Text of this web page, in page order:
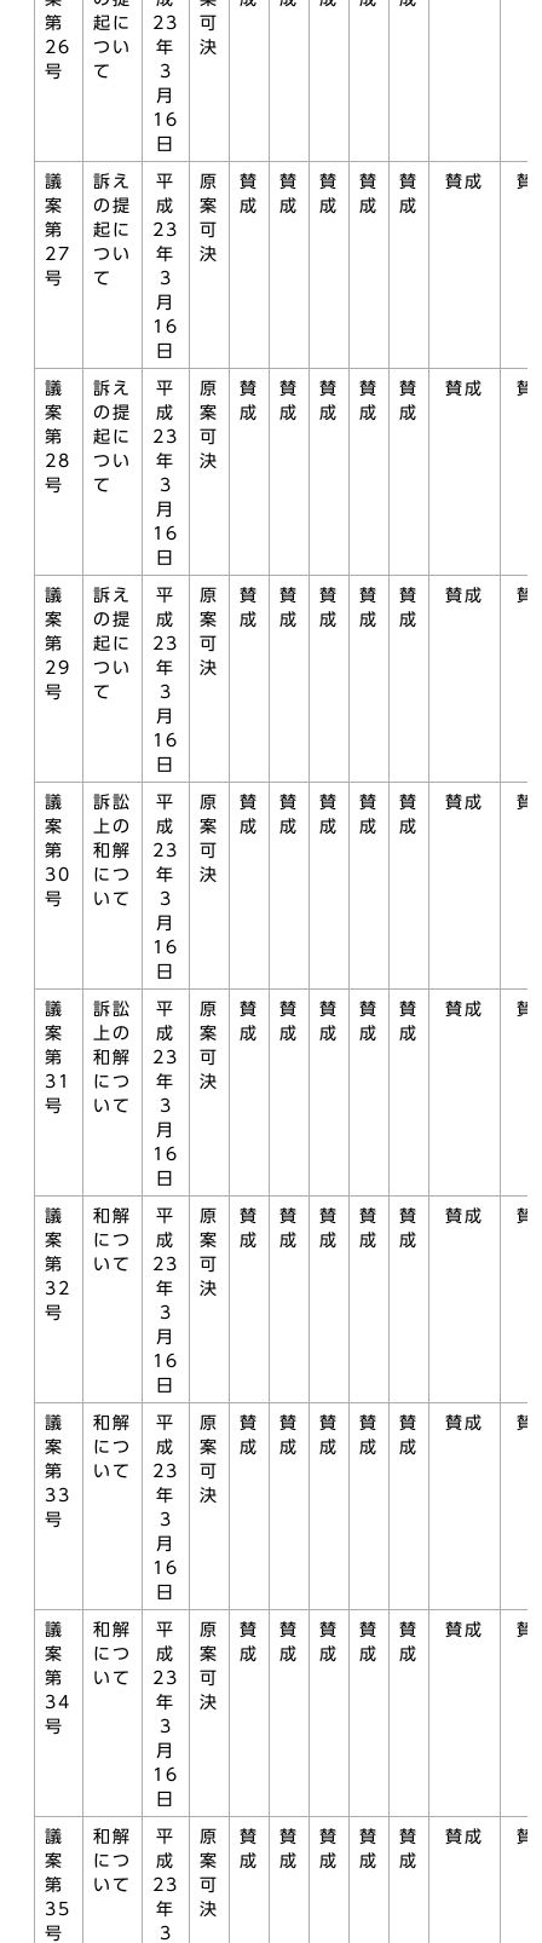
第
26
号
起に
つい
て
23
年
3
月
16
日
可
決
議
案
第
27
号
訴え
の提
起に
つい
て
平
成
23
年
3
月
16
日
原
案
可
決
賛
成
賛
成
賛
成
賛
成
賛
成
賛成 賛
議
案
第
28
号
訴え
の提
起に
つい
て
平
成
23
年
3
月
16
日
原
案
可
決
賛
成
賛
成
賛
成
賛
成
賛
成
賛成 賛
議
案
第
29
号
訴え
の提
起に
つい
て
平
成
23
年
3
月
16
日
原
案
可
決
賛
成
賛
成
賛
成
賛
成
賛
成
賛成 賛
議
案
第
30
号
訴訟
上の
和解
につ
いて
平
成
23
年
3
月
16
日
原
案
可
決
賛
成
賛
成
賛
成
賛
成
賛
成
賛成 賛
議
案
第
31
号
訴訟
上の
和解
につ
いて
平
成
23
年
3
月
16
日
原
案
可
決
賛
成
賛
成
賛
成
賛
成
賛
成
賛成 賛
議
案
第
32
号
和解
につ
いて
平
成
23
年
3
月
16
日
原
案
可
決
賛
成
賛
成
賛
成
賛
成
賛
成
賛成 賛
議
案
第
33
号
和解
につ
いて
平
成
23
年
3
月
16
日
原
案
可
決
賛
成
賛
成
賛
成
賛
成
賛
成
賛成 賛
議
案
第
34
号
和解
につ
いて
平
成
23
年
3
月
16
日
原
案
可
決
賛
成
賛
成
賛
成
賛
成
賛
成
賛成 賛
議
案
第
35
号
和解
につ
いて
平
成
23
年
3
原
案
可
決
賛
成
賛
成
賛
成
賛
成
賛
成
賛成 賛